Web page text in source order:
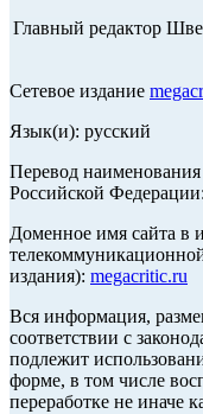
Главный редактор
Сетевое издание
Язык(и): русский
Перевод
Российской
Доменное имя сайта в
издания): megacritic.ru
Вся информация,
соответствии с
подлежит
форме, в том числе
переработке не иначе